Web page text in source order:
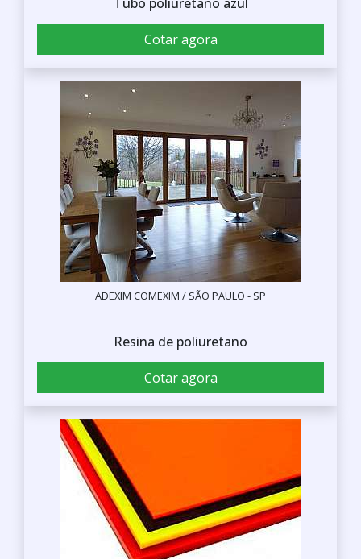
Cotar agora
ADEXIM COMEXIM / SÃO PAULO - SP
Resina de poliuretano
Cotar agora